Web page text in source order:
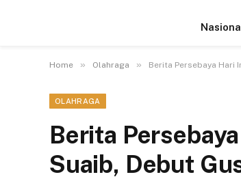
Home » Olahraga » Berita Persebaya Hari
OLAHRAGA
Berita
Suaib, Debut